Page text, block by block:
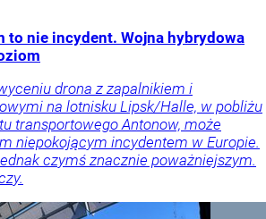
to nie incydent. Wojna hybrydowa
drona z zapalnikiem i
na lotnisku Lipsk/Halle, w pobliżu
transportowego Antonow, może
niepokojącym incydentem w Europie.
czymś znacznie poważniejszym.